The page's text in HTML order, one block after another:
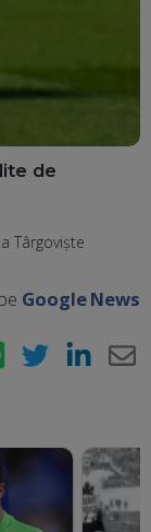
de
Târgoviște
Google News
WhatsApp Twitter LinkedIn